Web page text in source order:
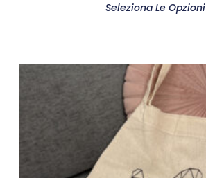
Seleziona Le Opzioni